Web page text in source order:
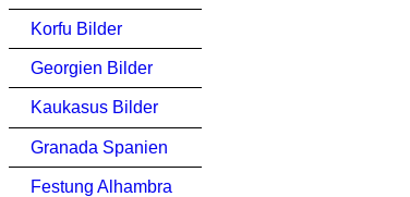
Korfu Bilder
Georgien Bilder
Kaukasus Bilder
Granada Spanien
Festung Alhambra